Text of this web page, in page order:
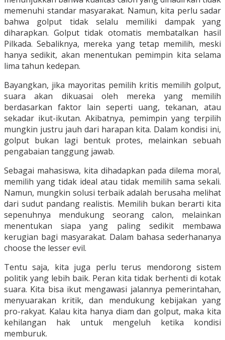
memenuhi standar masyarakat. Namun, kita perlu sadar
bahwa golput tidak selalu memiliki dampak yang
diharapkan. Golput tidak otomatis membatalkan hasil
Pilkada. Sebaliknya, mereka yang tetap memilih, meski
hanya sedikit, akan menentukan pemimpin kita selama
lima tahun kedepan.
Bayangkan, jika mayoritas pemilih kritis memilih golput,
suara akan dikuasai oleh mereka yang memilih
berdasarkan faktor lain seperti uang, tekanan, atau
sekadar ikut-ikutan. Akibatnya, pemimpin yang terpilih
mungkin justru jauh dari harapan kita. Dalam kondisi ini,
golput bukan lagi bentuk protes, melainkan sebuah
pengabaian tanggung jawab.
Sebagai mahasiswa, kita dihadapkan pada dilema moral,
memilih yang tidak ideal atau tidak memilih sama sekali.
Namun, mungkin solusi terbaik adalah berusaha melihat
dari sudut pandang realistis. Memilih bukan berarti kita
sepenuhnya mendukung seorang calon, melainkan
menentukan siapa yang paling sedikit membawa
kerugian bagi masyarakat. Dalam bahasa sederhananya
choose the lesser evil.
Tentu saja, kita juga perlu terus mendorong sistem
politik yang lebih baik. Peran kita tidak berhenti di kotak
suara. Kita bisa ikut mengawasi jalannya pemerintahan,
menyuarakan kritik, dan mendukung kebijakan yang
pro-rakyat. Kalau kita hanya diam dan golput, maka kita
kehilangan hak untuk mengeluh ketika kondisi
memburuk.